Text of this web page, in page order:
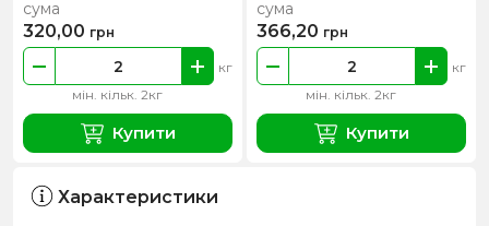
мін. кільк. 2кг
кг
сума
320,00 грн
Купити
мін. кільк. 2кг
кг
сума
366,20 грн
Купити
Характеристики